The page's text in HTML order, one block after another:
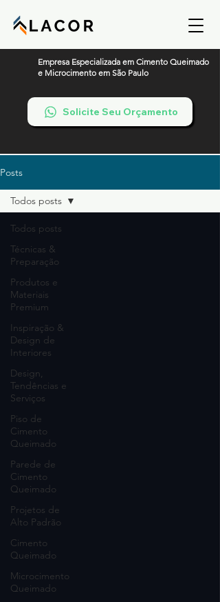
Empresa Especializada em Cimento Queimado
e Microcimento em São Paulo
Solicite Seu Orçamento
Posts
Todos posts
Técnicas &
Preparação
Produtos e
Materiais
Premium
Inspiração &
Design de
Interiores
Design,
Tendências e
Serviços
Piso de
Cimento
Queimado
Parede de
Cimento
Queimado
Projetos de
Alto Padrão
Cimento
Queimado
Microcimento
Queimado
Todos posts